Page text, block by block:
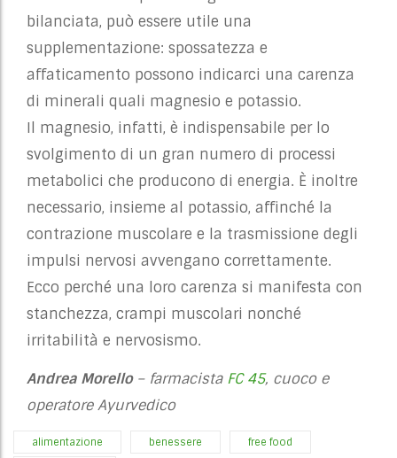
bilanciata, può essere utile una
supplementazione: spossatezza e
affaticamento possono indicarci una carenza
di minerali quali magnesio e potassio.
Il magnesio, infatti, è indispensabile per lo
svolgimento di un gran numero di processi
metabolici che producono di energia. È inoltre
necessario, insieme al potassio, affinché la
contrazione muscolare e la trasmissione degli
impulsi nervosi avvengano correttamente.
Ecco perché una loro carenza si manifesta con
stanchezza, crampi muscolari nonché
irritabilità e nervosismo.
Andrea Morello– farmacista FC 45, cuoco e
operatore Ayurvedico
alimentazione benessere free food